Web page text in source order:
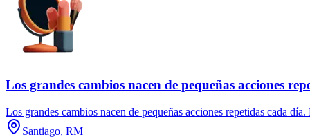
Los grandes cambios nacen de pequeñas acciones
Los grandes cambios nacen de pequeñas acciones repetidas cada
Santiago, RM